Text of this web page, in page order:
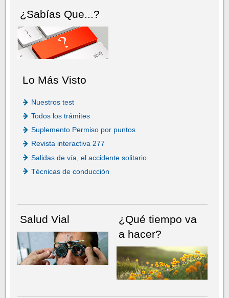
¿Sabías Que...?
Lo Más Visto
Nuestros test
Todos los trámites
Suplemento Permiso por puntos
Revista interactiva 277
Salidas de vía, el accidente solitario
Técnicas de conducción
Salud Vial
¿Qué tiempo va
a hacer?